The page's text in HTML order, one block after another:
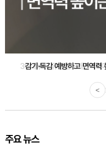
감기·독감 예방하고 면역
<
주요 뉴스